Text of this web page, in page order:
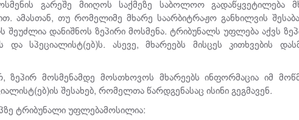
გარეშე მიიღოს საქმეზე საბოლოო გადაწყვეტილება
ამასთან, თუ რომელიმე მხარე საარბიტრაჟო განხილვის
დანიშნოს ზეპირი მოსმენა. ტრიბუნალს უფლება აქვს
და სპეციალისტ(ებ)ს. ასევე, მხარეებს მისცეს კითხვების
ზეპირ მოსმენამდე მოსთხოვოს მხარეებს ინფორმაცია იმ
შესახებ, რომელთა წარდგენასაც ისინი გეგმავენ.
ტრიბუნალი უფლებამოსილია: